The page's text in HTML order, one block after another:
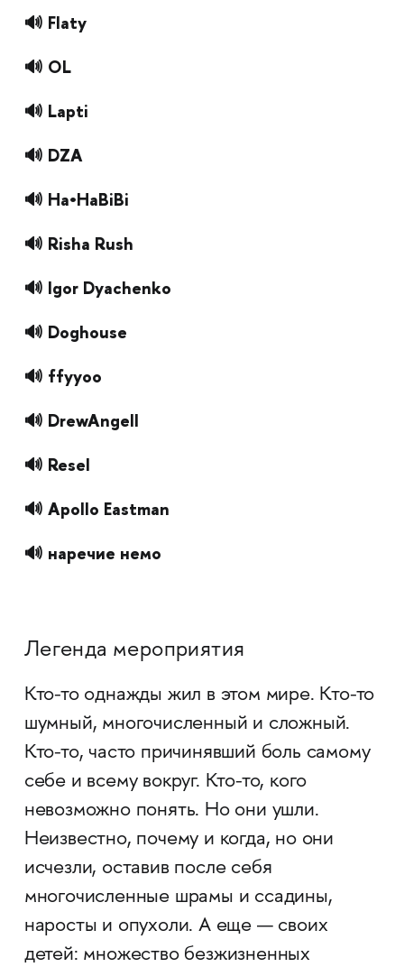
🔊 Flaty
🔊 OL
🔊 Lapti
🔊 DZA
🔊 Ha•HaBiBi
🔊 Risha Rush
🔊 Igor Dyachenko
🔊 Doghouse
🔊 ffyyoo
🔊 DrewAngell
🔊 Resel
🔊 Apollo Eastman
🔊 наречие немо
Легенда мероприятия
Кто-то однажды жил в этом мире. Кто-то
шумный, многочисленный и сложный.
Кто-то, часто причинявший боль самому
себе и всему вокруг. Кто-то, кого
невозможно понять. Но они ушли.
Неизвестно, почему и когда, но они
исчезли, оставив после себя
многочисленные шрамы и ссадины,
наросты и опухоли. А еще — своих
детей: множество безжизненных